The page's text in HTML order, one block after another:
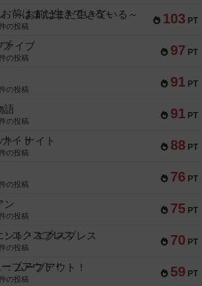
103 PT
～お前はまだ生きている～
の投稿
97 PT
ァイブ
の投稿
91 PT
の投稿
91 PT
語
の投稿
88 PT
・ナイト
の投稿
76 PT
の投稿
75 PT
ン
の投稿
70 PT
ト・エクスプレス
の投稿
59 PT
ムーブアウト！
の投稿